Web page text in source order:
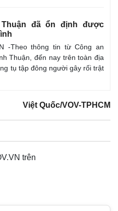
Thuận đã ổn định được
-Theo thông tin từ Công an
Thuận, đến nay trên toàn địa
tụ tập đông người gây rối trật
Việt Quốc/VOV-TPHCM
trên